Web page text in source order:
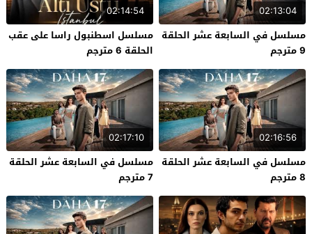
02:13:04
مسلسل في السابعة عشر الحلقة
9 مترجم
02:14:54
مسلسل اسطنبول راسا على عقب
الحلقة 6 مترجم
02:16:56
مسلسل في السابعة عشر الحلقة
8 مترجم
02:17:10
مسلسل في السابعة عشر الحلقة
7 مترجم